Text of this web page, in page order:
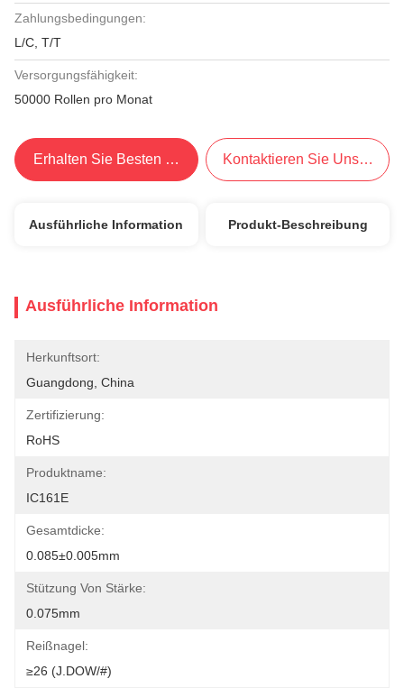
Zahlungsbedingungen:
L/C, T/T
Versorgungsfähigkeit:
50000 Rollen pro Monat
Erhalten Sie Besten Preis Kontaktieren Sie Uns Jetzt
Ausführliche Information Produkt-Beschreibung
Ausführliche Information
Herkunftsort:
Guangdong, China
Zertifizierung:
RoHS
Produktname:
IC161E
Gesamtdicke:
0.085±0.005mm
Stützung Von Stärke:
0.075mm
Reißnagel:
≥26 (J.DOW/#)